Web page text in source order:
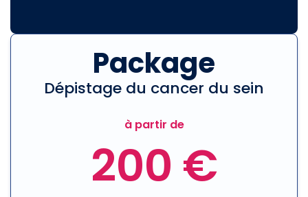
Package
Dépistage du cancer du sein
à partir de
200 €